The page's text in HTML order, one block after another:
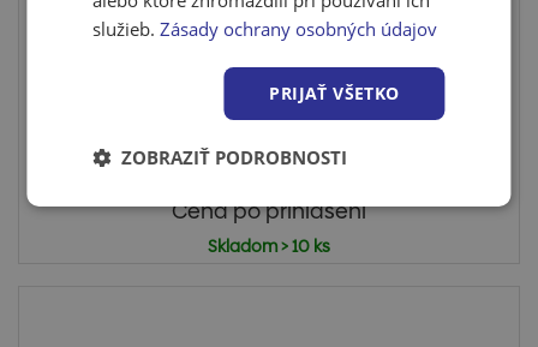
Odvodňovací žľab 130/55/1000 PP plastový
rošt
Žľab 130/55/1000 PP plastový rošt Odvodňovací žľab
triedy ún...
Cena po prihlásení
Skladom > 10 ks
služieb.Zásady ochrany osobných údajov
PRIJAŤ VŠETKO
ZOBRAZIŤ PODROBNOSTI